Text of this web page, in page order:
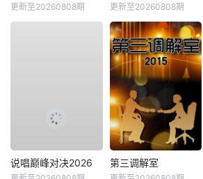
更新至20260808期 更新至20260808期
说唱巅峰对决2026 第三调解室